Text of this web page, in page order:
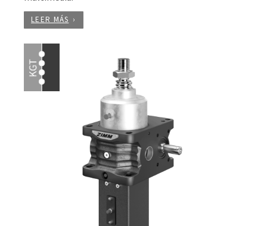
LEER MÁS